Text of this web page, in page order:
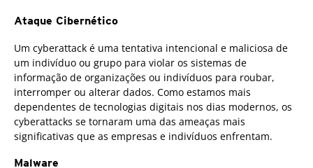
Ataque Cibernético
Um cyberattack é uma tentativa intencional e maliciosa de
um indivíduo ou grupo para violar os sistemas de
informação de organizações ou indivíduos para roubar,
interromper ou alterar dados. Como estamos mais
dependentes de tecnologias digitais nos dias modernos, os
cyberattacks se tornaram uma das ameaças mais
significativas que as empresas e indivíduos enfrentam.
Malware